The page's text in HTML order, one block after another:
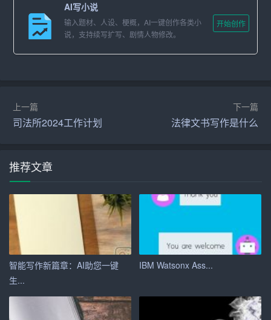
社会实践
我深知，只有理论知识是不够的，实践经验同样重要。因
此，我计划在寒假期间参加社会实践活动。我打算报名参
责任感，学习到更多的社交技巧，并了解社会的多样性和
复杂性。
每个人都有自己的兴趣和爱好，我也不例外。我热爱音
乐，特别擅长弹奏钢琴。在寒假期间，我计划参加一个音
乐工作坊，与其他音乐爱好者一起交流学习，提高自己的
音乐创作和演奏技巧。我相信，这不仅能让我更加热爱音
乐，也能培养我的创造力和表达能力。
#结语
总的来说，我的2024寒假活动计划是一个全面发展的计
AI写小说
输入题材、人设、梗概，AI一键创作各类小
说，支持续写扩写、剧情人物修改。
开始创作
上一篇
司法所2024工作计划
下一篇
法律文书写作是什么
推荐文章
智能写作新篇章：AI助您一键
生...
IBM Watsonx Ass...